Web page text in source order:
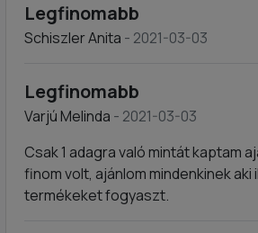
Legfinomabb
Schiszler Anita - 2021-03-03
Legfinomabb
Varjú Melinda - 2021-03-03
Csak 1 adagra való mintát kaptam
finom volt, ajánlom mindenkinek aki
termékeket fogyaszt.